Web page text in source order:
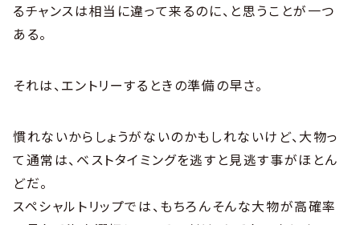
るチャンスは相当に違って来るのに、と思うことが一つ
ある。
それは、エントリーするときの準備の早さ。
慣れないからしょうがないのかもしれないけど、大物っ
て通常は、ベストタイミングを逃すと見逃す事がほとん
どだ。
スペシャルトリップでは、もちろんそんな大物が高確率